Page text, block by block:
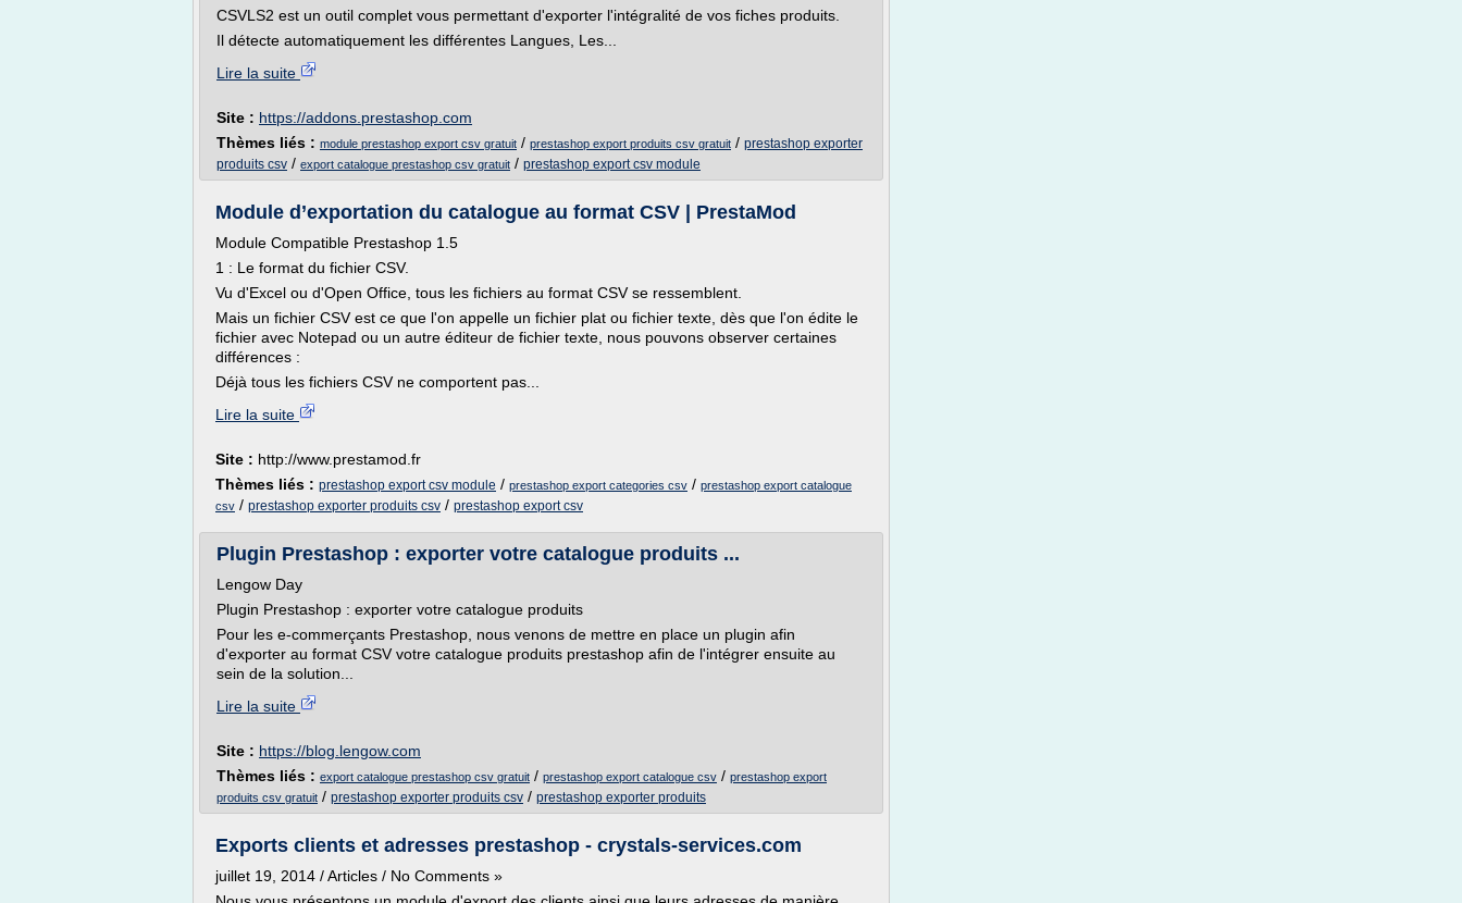
CSVLS2 est un outil complet vous permettant d'exporter l'intégralité de vos fiches produits.
Il détecte automatiquement les différentes Langues, Les...
Lire la suite
Site : https://addons.prestashop.com
Thèmes liés : module prestashop export csv gratuit / prestashop export produits csv gratuit / prestashop exporter
produits csv / export catalogue prestashop csv gratuit / prestashop export csv module
Module d’exportation du catalogue au format CSV | PrestaMod
Module Compatible Prestashop 1.5
1 : Le format du fichier CSV.
Vu d'Excel ou d'Open Office, tous les fichiers au format CSV se ressemblent.
Mais un fichier CSV est ce que l'on appelle un fichier plat ou fichier texte, dès que l'on édite le
fichier avec Notepad ou un autre éditeur de fichier texte, nous pouvons observer certaines
différences :
Déjà tous les fichiers CSV ne comportent pas...
Lire la suite
Site : http://www.prestamod.fr
Thèmes liés : prestashop export csv module / prestashop export categories csv / prestashop export catalogue
csv / prestashop exporter produits csv / prestashop export csv
Plugin Prestashop : exporter votre catalogue produits ...
Lengow Day
Plugin Prestashop : exporter votre catalogue produits
Pour les e-commerçants Prestashop, nous venons de mettre en place un plugin afin
d'exporter au format CSV votre catalogue produits prestashop afin de l'intégrer ensuite au
sein de la solution...
Lire la suite
Site : https://blog.lengow.com
Thèmes liés : export catalogue prestashop csv gratuit / prestashop export catalogue csv / prestashop export
produits csv gratuit / prestashop exporter produits csv / prestashop exporter produits
Exports clients et adresses prestashop - crystals-services.com
juillet 19, 2014 / Articles / No Comments »